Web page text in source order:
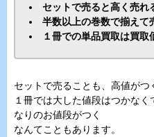
セットで売ると高く売れ
半数以上の巻数で揃えて
１冊での単品買取は買取
セットで売ることも、高値がつ
１冊では大した値段はつかな
なりのお値段がつく
なんてこともあります。